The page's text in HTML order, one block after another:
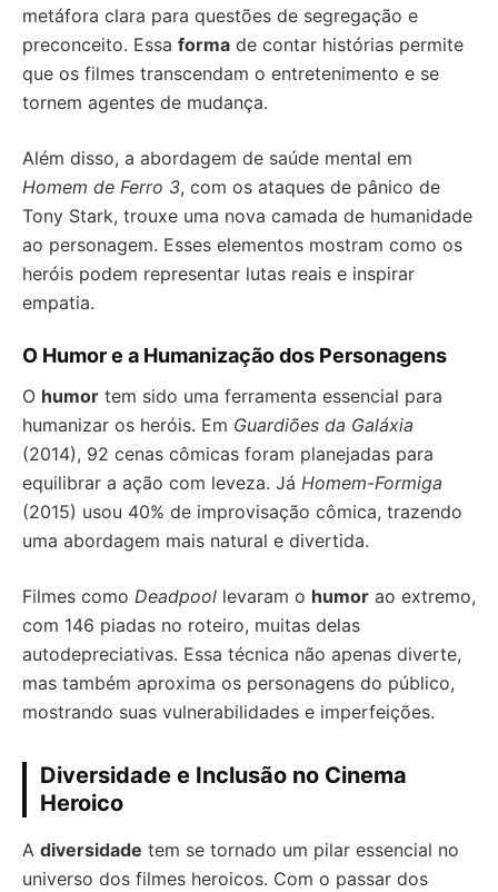
metáfora clara para questões de segregação e
preconceito. Essa forma de contar histórias permite
que os filmes transcendam o entretenimento e se
tornem agentes de mudança.
Além disso, a abordagem de saúde mental em
Homem de Ferro 3, com os ataques de pânico de
Tony Stark, trouxe uma nova camada de humanidade
ao personagem. Esses elementos mostram como os
heróis podem representar lutas reais e inspirar
empatia.
O Humor e a Humanização dos Personagens
O humor tem sido uma ferramenta essencial para
humanizar os heróis. Em Guardiões da Galáxia
(2014), 92 cenas cômicas foram planejadas para
equilibrar a ação com leveza. Já Homem-Formiga
(2015) usou 40% de improvisação cômica, trazendo
uma abordagem mais natural e divertida.
Filmes como Deadpool levaram o humor ao extremo,
com 146 piadas no roteiro, muitas delas
autodepreciativas. Essa técnica não apenas diverte,
mas também aproxima os personagens do público,
mostrando suas vulnerabilidades e imperfeições.
Diversidade e Inclusão no Cinema
Heroico
A diversidade tem se tornado um pilar essencial no
universo dos filmes heroicos. Com o passar dos